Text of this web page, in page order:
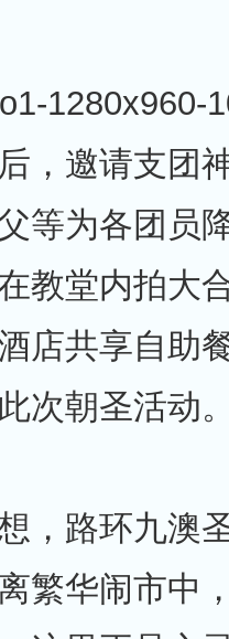
，邀请支团
等为各团员
教堂内拍大
店共享自助
次朝圣活动
，路环九澳
繁华闹市中